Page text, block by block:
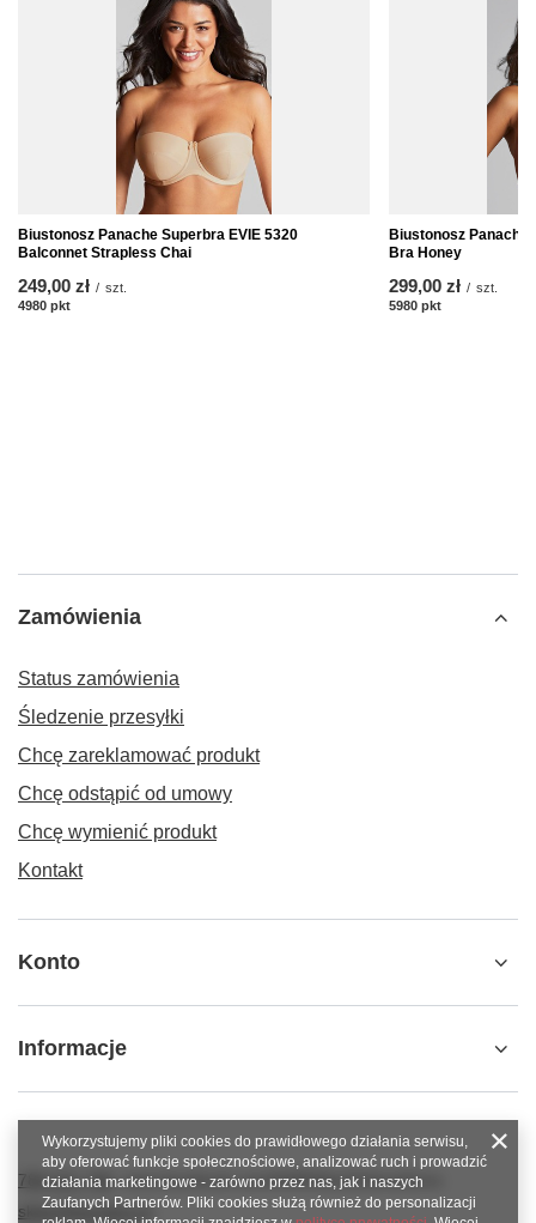
Biustonosz Panache Superbra EVIE 5320
Balconnet Strapless Chai
249,00 zł / szt.
4980 pkt
Biustonosz Panache
Bra Honey
299,00 zł / szt.
5980 pkt
Zamówienia
Status zamówienia
Śledzenie przesyłki
Chcę zareklamować produkt
Chcę odstąpić od umowy
Chcę wymienić produkt
Kontakt
Konto
Informacje
789 221 795 www.facebook.com/KAROlineZielonaGora
sklep@karoline.pl
Wykorzystujemy pliki cookies do prawidłowego działania serwisu,
aby oferować funkcje społecznościowe, analizować ruch i prowadzić
działania marketingowe - zarówno przez nas, jak i naszych
Zaufanych Partnerów. Pliki cookies służą również do personalizacji